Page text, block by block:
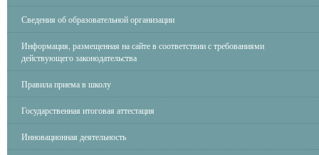
Сведения об образовательной организации
Информация, размещенная на сайте в соответствии с требованиями
действующего законодательства
Правила приема в школу
Государственная итоговая аттестация
Инновационная деятельность